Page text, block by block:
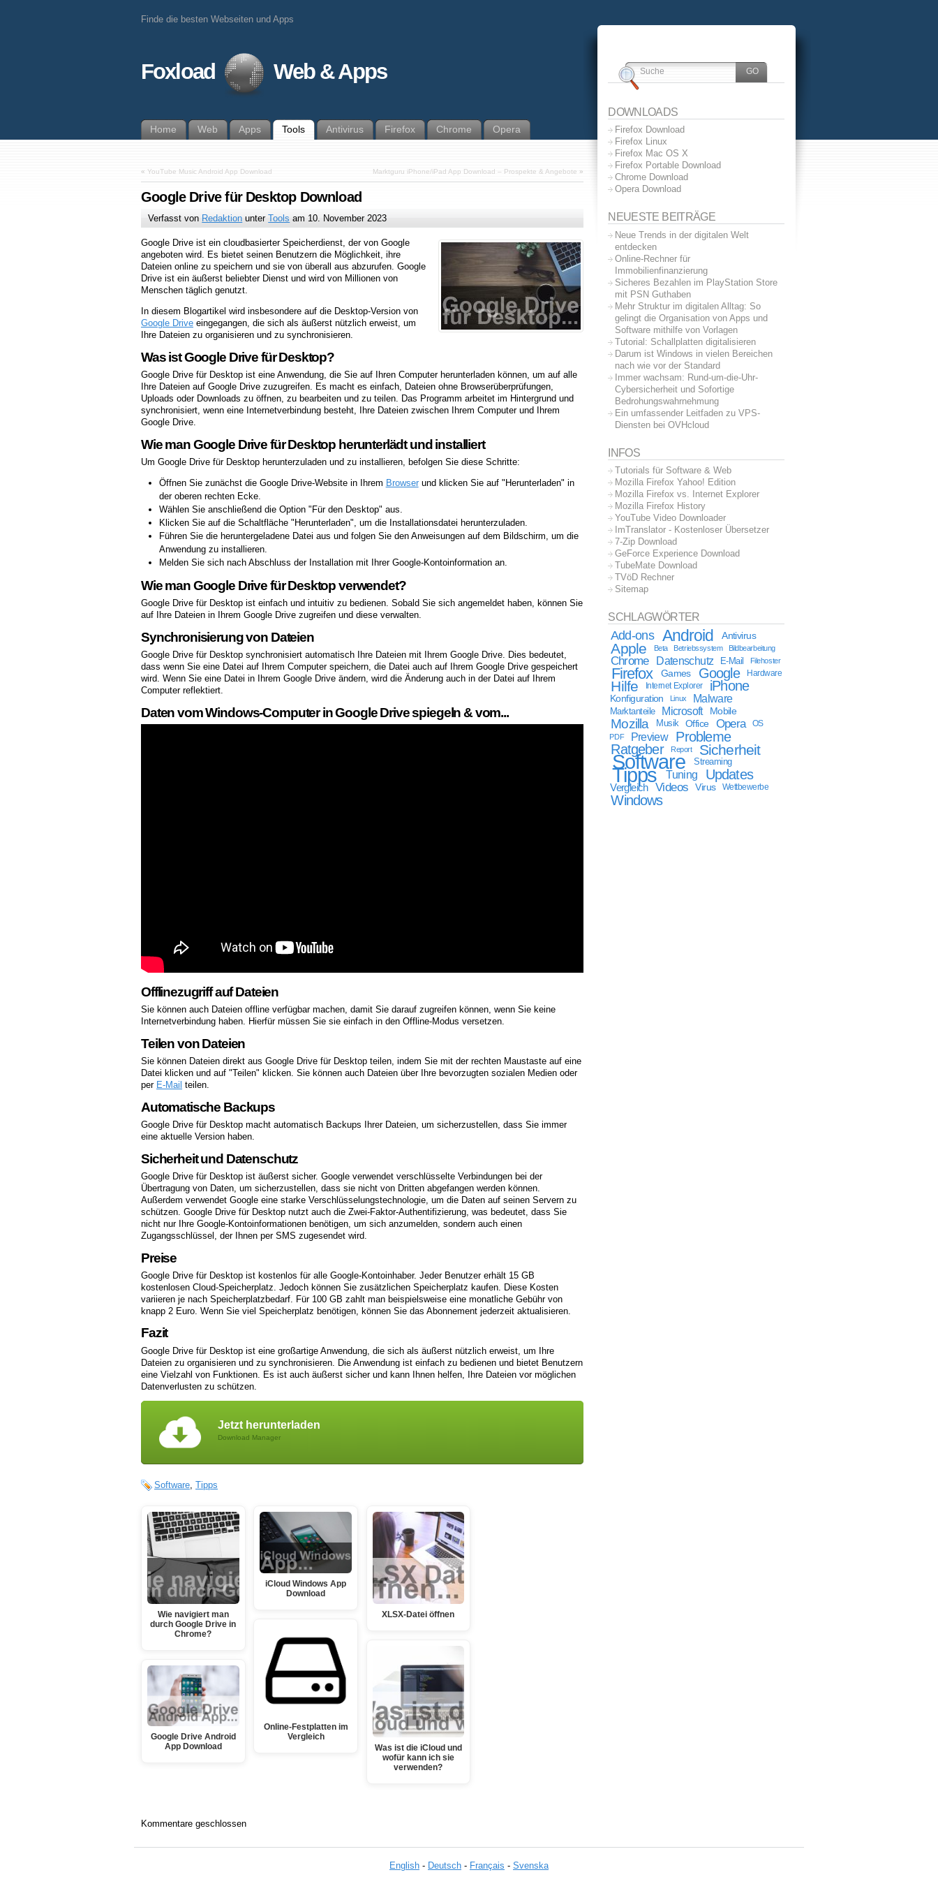
Finde die besten Webseiten und Apps
Foxload Web & Apps
Home Web Apps Tools Antivirus Firefox Chrome Opera
« YouTube Music Android App Download Marktguru iPhone/iPad App Download – Prospekte & Angebote »
Google Drive für Desktop Download
Verfasst von Redaktion unterTools am 10. November 2023
Google Drive ist ein cloudbasierter Speicherdienst, der von Google
angeboten wird. Es bietet seinen Benutzern die Möglichkeit, ihre
Dateien online zu speichern und sie von überall aus abzurufen. Google
Drive ist ein äußerst beliebter Dienst und wird von Millionen von
Menschen täglich genutzt.
In diesem Blogartikel wird insbesondere auf die Desktop-Version von
Google Drive eingegangen, die sich als äußerst nützlich erweist, um
Ihre Dateien zu organisieren und zu synchronisieren.
Was ist Google Drive für Desktop?
Google Drive für Desktop ist eine Anwendung, die Sie auf Ihren Computer herunterladen können, um auf alle
Ihre Dateien auf Google Drive zuzugreifen. Es macht es einfach, Dateien ohne Browserüberprüfungen,
Uploads oder Downloads zu öffnen, zu bearbeiten und zu teilen. Das Programm arbeitet im Hintergrund und
synchronisiert, wenn eine Internetverbindung besteht, Ihre Dateien zwischen Ihrem Computer und Ihrem
Google Drive.
Wie man Google Drive für Desktop herunterlädt und installiert
Um Google Drive für Desktop herunterzuladen und zu installieren, befolgen Sie diese Schritte:
Öffnen Sie zunächst die Google Drive-Website in Ihrem Browserund klicken Sie auf "Herunterladen" in
der oberen rechten Ecke.
Wählen Sie anschließend die Option "Für den Desktop" aus.
Klicken Sie auf die Schaltfläche "Herunterladen", um die Installationsdatei herunterzuladen.
Führen Sie die heruntergeladene Datei aus und folgen Sie den Anweisungen auf dem Bildschirm, um die
Anwendung zu installieren.
Melden Sie sich nach Abschluss der Installation mit Ihrer Google-Kontoinformation an.
Wie man Google Drive für Desktop verwendet?
Google Drive für Desktop ist einfach und intuitiv zu bedienen. Sobald Sie sich angemeldet haben, können Sie
auf Ihre Dateien in Ihrem Google Drive zugreifen und diese verwalten.
Synchronisierung von Dateien
Google Drive für Desktop synchronisiert automatisch Ihre Dateien mit Ihrem Google Drive. Dies bedeutet,
dass wenn Sie eine Datei auf Ihrem Computer speichern, die Datei auch auf Ihrem Google Drive gespeichert
wird. Wenn Sie eine Datei in Ihrem Google Drive ändern, wird die Änderung auch in der Datei auf Ihrem
Computer reflektiert.
Daten vom Windows-Computer in Google Drive spiegeln & vom...
Offlinezugriff auf Dateien
Sie können auch Dateien offline verfügbar machen, damit Sie darauf zugreifen können, wenn Sie keine
Internetverbindung haben. Hierfür müssen Sie sie einfach in den Offline-Modus versetzen.
Teilen von Dateien
Sie können Dateien direkt aus Google Drive für Desktop teilen, indem Sie mit der rechten Maustaste auf eine
Datei klicken und auf "Teilen" klicken. Sie können auch Dateien über Ihre bevorzugten sozialen Medien oder
per E-Mail teilen.
Automatische Backups
Google Drive für Desktop macht automatisch Backups Ihrer Dateien, um sicherzustellen, dass Sie immer
eine aktuelle Version haben.
Sicherheit und Datenschutz
Google Drive für Desktop ist äußerst sicher. Google verwendet verschlüsselte Verbindungen bei der
Übertragung von Daten, um sicherzustellen, dass sie nicht von Dritten abgefangen werden können.
Außerdem verwendet Google eine starke Verschlüsselungstechnologie, um die Daten auf seinen Servern zu
schützen. Google Drive für Desktop nutzt auch die Zwei-Faktor-Authentifizierung, was bedeutet, dass Sie
nicht nur Ihre Google-Kontoinformationen benötigen, um sich anzumelden, sondern auch einen
Zugangsschlüssel, der Ihnen per SMS zugesendet wird.
Preise
Google Drive für Desktop ist kostenlos für alle Google-Kontoinhaber. Jeder Benutzer erhält 15 GB
kostenlosen Cloud-Speicherplatz. Jedoch können Sie zusätzlichen Speicherplatz kaufen. Diese Kosten
variieren je nach Speicherplatzbedarf. Für 100 GB zahlt man beispielsweise eine monatliche Gebühr von
knapp 2 Euro. Wenn Sie viel Speicherplatz benötigen, können Sie das Abonnement jederzeit aktualisieren.
Fazit
Google Drive für Desktop ist eine großartige Anwendung, die sich als äußerst nützlich erweist, um Ihre
Dateien zu organisieren und zu synchronisieren. Die Anwendung ist einfach zu bedienen und bietet Benutzern
eine Vielzahl von Funktionen. Es ist auch äußerst sicher und kann Ihnen helfen, Ihre Dateien vor möglichen
Datenverlusten zu schützen.
Jetzt herunterladen
Download Manager
Software, Tipps
Wie navigiert man
durch Google Drive in
Chrome?
Google Drive Android
App Download
iCloud Windows App
Download
Online-Festplatten im
Vergleich
XLSX-Datei öffnen
Was ist die iCloud und
wofür kann ich sie
verwenden?
Kommentare geschlossen
DOWNLOADS
Firefox Download
Firefox Linux
Firefox Mac OS X
Firefox Portable Download
Chrome Download
Opera Download
NEUESTE BEITRÄGE
Neue Trends in der digitalen Welt
entdecken
Online-Rechner für
Immobilienfinanzierung
Sicheres Bezahlen im PlayStation Store
mit PSN Guthaben
Mehr Struktur im digitalen Alltag: So
gelingt die Organisation von Apps und
Software mithilfe von Vorlagen
Tutorial: Schallplatten digitalisieren
Darum ist Windows in vielen Bereichen
nach wie vor der Standard
Immer wachsam: Rund-um-die-Uhr-
Cybersicherheit und Sofortige
Bedrohungswahrnehmung
Ein umfassender Leitfaden zu VPS-
Diensten bei OVHcloud
INFOS
Tutorials für Software & Web
Mozilla Firefox Yahoo! Edition
Mozilla Firefox vs. Internet Explorer
Mozilla Firefox History
YouTube Video Downloader
ImTranslator - Kostenloser Übersetzer
7-Zip Download
GeForce Experience Download
TubeMate Download
TVöD Rechner
Sitemap
SCHLAGWÖRTER
Add-ons Android Antivirus
Apple Beta Betriebssystem Bildbearbeitung
Chrome Datenschutz E-Mail Filehoster
Firefox Games Google Hardware
Hilfe Internet Explorer iPhone
Konfiguration Linux Malware
Marktanteile Microsoft Mobile
Mozilla Musik Office Opera
OS
PDF
Preview
Probleme
Ratgeber
Report Sicherheit
Software Streaming
Tipps Tuning Updates
Vergleich Videos Virus Wettbewerbe
Windows
English - Deutsch - Français - Svenska